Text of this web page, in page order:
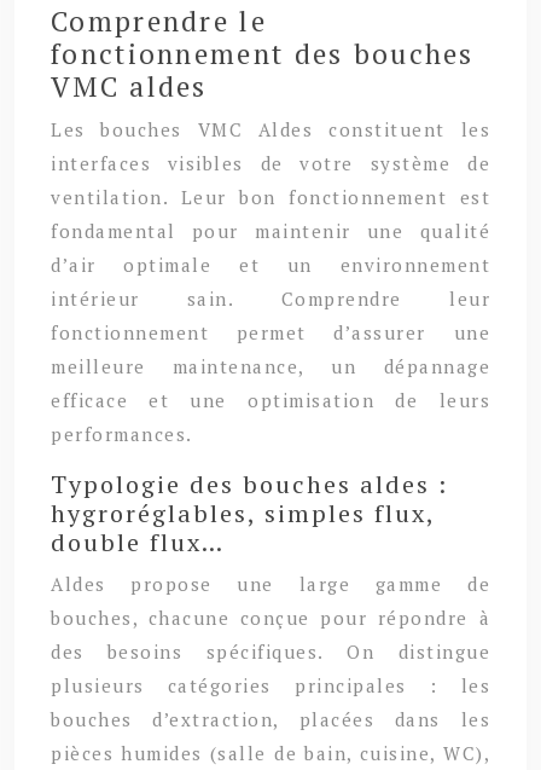
Comprendre le
fonctionnement des bouches
VMC aldes
Les bouches VMC Aldes constituent les
interfaces visibles de votre système de
ventilation. Leur bon fonctionnement est
fondamental pour maintenir une qualité
d’air optimale et un environnement
intérieur sain. Comprendre leur
fonctionnement permet d’assurer une
meilleure maintenance, un dépannage
efficace et une optimisation de leurs
performances.
Typologie des bouches aldes :
hygroréglables, simples flux,
double flux…
Aldes propose une large gamme de
bouches, chacune conçue pour répondre à
des besoins spécifiques. On distingue
plusieurs catégories principales : les
bouches d’extraction, placées dans les
pièces humides (salle de bain, cuisine, WC),